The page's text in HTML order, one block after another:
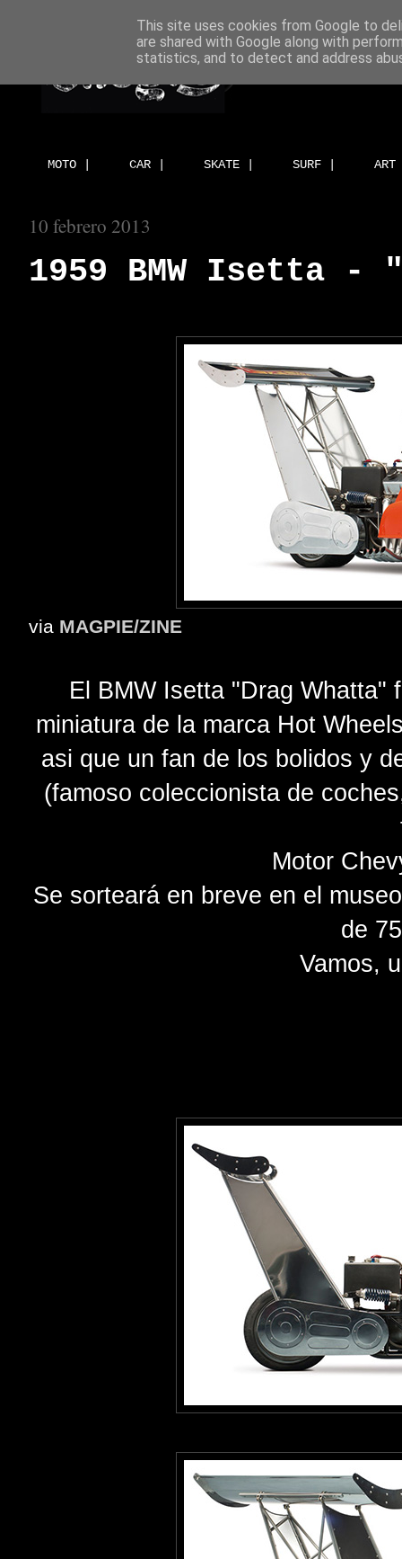
MOTO | CAR | SKATE | SURF |
10 febrero 2013
1959 BMW Isetta -
via MAGPIE/ZINE
El BMW Isetta "Drag Whatta"
miniatura de la marca Hot
asi que un fan de los bolidos y
(famoso coleccionista de
Motor
Se sorteará en breve en el
de
Vamos,
This site uses cookies from Google to
are shared with Google along with
statistics, and to detect and address